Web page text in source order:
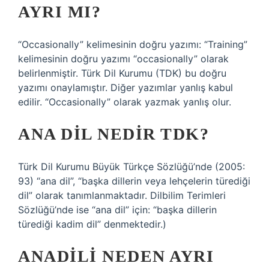
AYRI MI?
“Occasionally” kelimesinin doğru yazımı: “Training”
kelimesinin doğru yazımı “occasionally” olarak
belirlenmiştir. Türk Dil Kurumu (TDK) bu doğru
yazımı onaylamıştır. Diğer yazımlar yanlış kabul
edilir. “Occasionally” olarak yazmak yanlış olur.
ANA DIL NEDIR TDK?
Türk Dil Kurumu Büyük Türkçe Sözlüğü’nde (2005:
93) “ana dil”, “başka dillerin veya lehçelerin türediği
dil” olarak tanımlanmaktadır. Dilbilim Terimleri
Sözlüğü’nde ise “ana dil” için: “başka dillerin
türediği kadim dil” denmektedir.)
ANADILI NEDEN AYRI